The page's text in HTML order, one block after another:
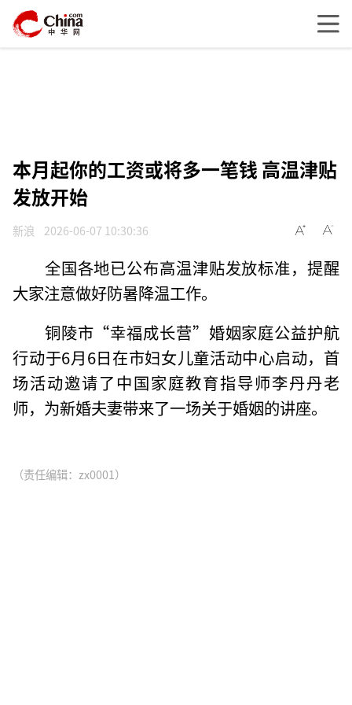
本月起你的工资或将多一笔钱 高温津贴
发放开始
新浪 2026-06-07 10:30:36
全国各地已公布高温津贴发放标准，提醒
大家注意做好防暑降温工作。
铜陵市“幸福成长营”婚姻家庭公益护航
行动于6月6日在市妇女儿童活动中心启动，首
场活动邀请了中国家庭教育指导师李丹丹老
师，为新婚夫妻带来了一场关于婚姻的讲座。
（责任编辑：zx0001）